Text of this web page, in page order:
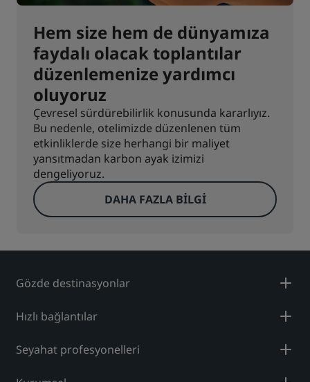
Hem size hem de dünyamıza
faydalı olacak toplantılar
düzenlemenize yardımcı
oluyoruz
Çevresel sürdürebilirlik konusunda kararlıyız.
Bu nedenle, otelimizde düzenlenen tüm
etkinliklerde size herhangi bir maliyet
yansıtmadan karbon ayak izimizi
dengeliyoruz.
DAHA FAZLA BILGI
Gözde destinasyonlar
Hızlı bağlantılar
Seyahat profesyonelleri